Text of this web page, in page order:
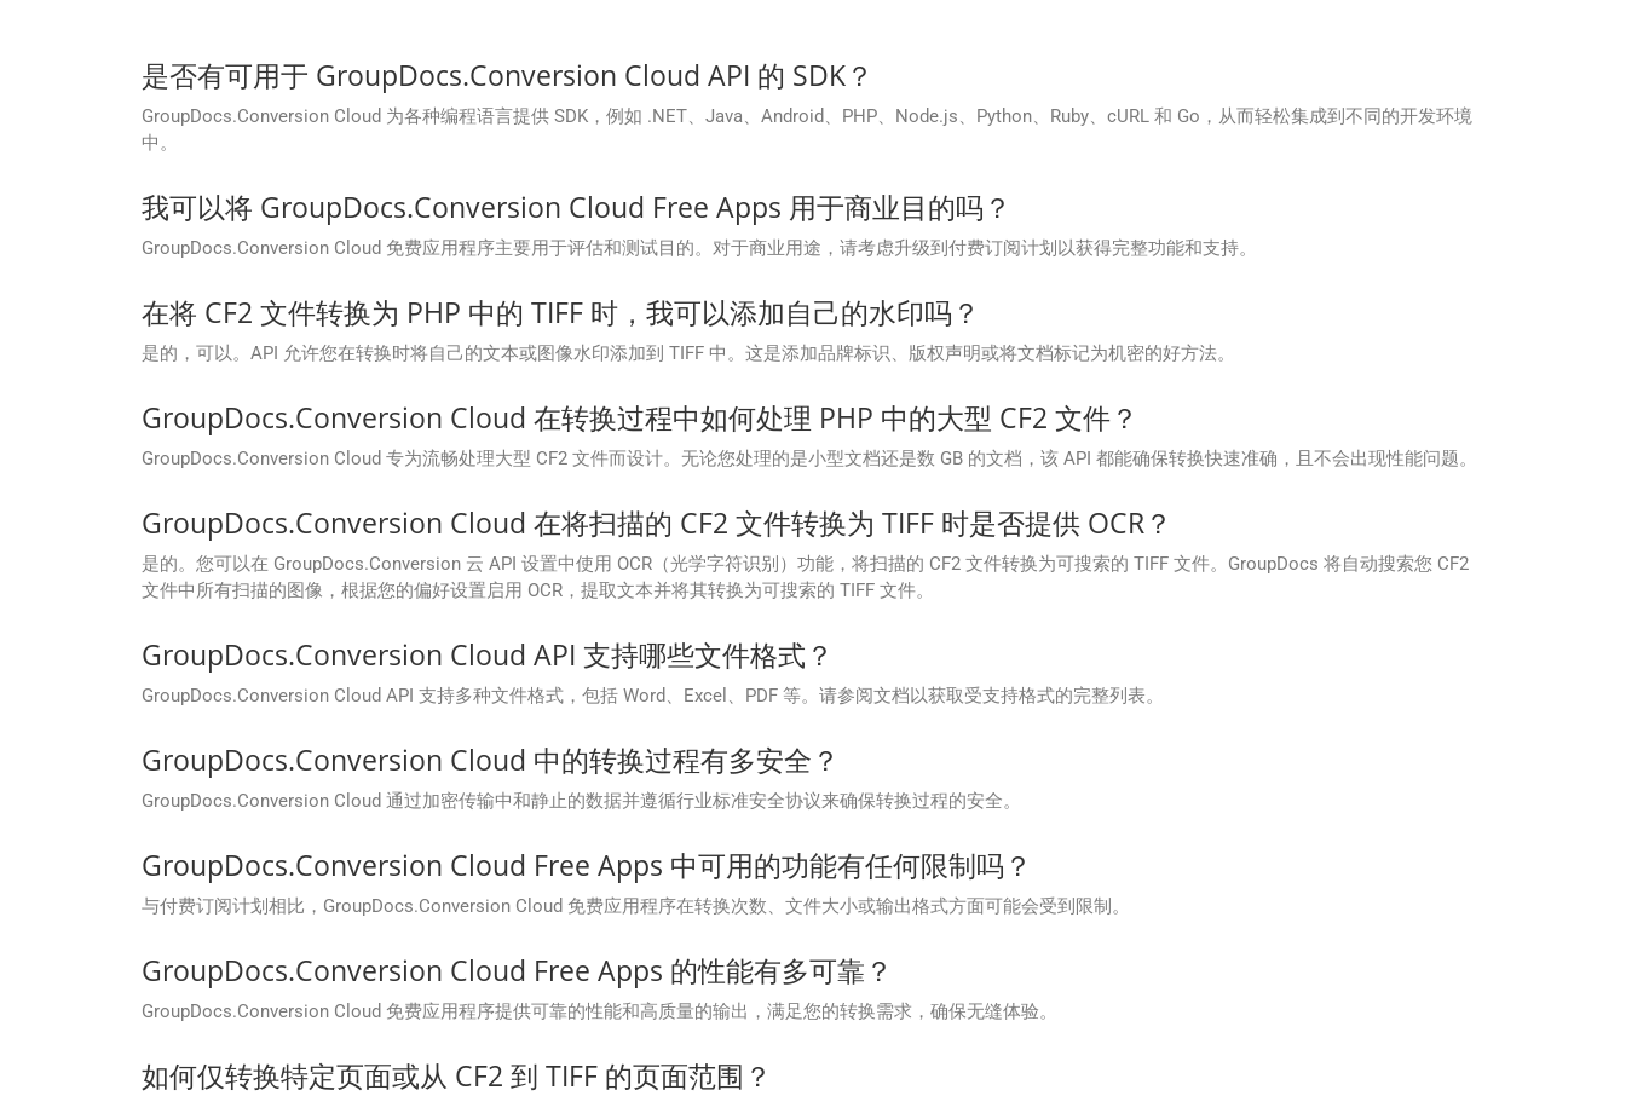
是否有可用于 GroupDocs.Conversion Cloud API 的 SDK？
GroupDocs.Conversion Cloud 为各种编程语言提供 SDK，例如 .NET、Java、Android、PHP、Node.js、Python、Ruby、cURL 和 Go，从而轻松集成到不同的开发环境
中。
我可以将 GroupDocs.Conversion Cloud Free Apps 用于商业目的吗？
GroupDocs.Conversion Cloud 免费应用程序主要用于评估和测试目的。对于商业用途，请考虑升级到付费订阅计划以获得完整功能和支持。
在将 CF2 文件转换为 PHP 中的 TIFF 时，我可以添加自己的水印吗？
是的，可以。API 允许您在转换时将自己的文本或图像水印添加到 TIFF 中。这是添加品牌标识、版权声明或将文档标记为机密的好方法。
GroupDocs.Conversion Cloud 在转换过程中如何处理 PHP 中的大型 CF2 文件？
GroupDocs.Conversion Cloud 专为流畅处理大型 CF2 文件而设计。无论您处理的是小型文档还是数 GB 的文档，该 API 都能确保转换快速准确，且不会出现性能问题。
GroupDocs.Conversion Cloud 在将扫描的 CF2 文件转换为 TIFF 时是否提供 OCR？
是的。您可以在 GroupDocs.Conversion 云 API 设置中使用 OCR（光学字符识别）功能，将扫描的 CF2 文件转换为可搜索的 TIFF 文件。GroupDocs 将自动搜索您 CF2
文件中所有扫描的图像，根据您的偏好设置启用 OCR，提取文本并将其转换为可搜索的 TIFF 文件。
GroupDocs.Conversion Cloud API 支持哪些文件格式？
GroupDocs.Conversion Cloud API 支持多种文件格式，包括 Word、Excel、PDF 等。请参阅文档以获取受支持格式的完整列表。
GroupDocs.Conversion Cloud 中的转换过程有多安全？
GroupDocs.Conversion Cloud 通过加密传输中和静止的数据并遵循行业标准安全协议来确保转换过程的安全。
GroupDocs.Conversion Cloud Free Apps 中可用的功能有任何限制吗？
与付费订阅计划相比，GroupDocs.Conversion Cloud 免费应用程序在转换次数、文件大小或输出格式方面可能会受到限制。
GroupDocs.Conversion Cloud Free Apps 的性能有多可靠？
GroupDocs.Conversion Cloud 免费应用程序提供可靠的性能和高质量的输出，满足您的转换需求，确保无缝体验。
如何仅转换特定页面或从 CF2 到 TIFF 的页面范围？